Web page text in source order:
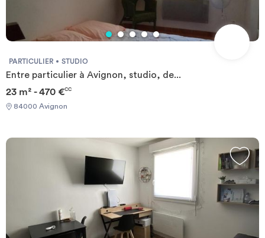
PARTICULIER STUDIO
Entre particulier à Avignon, studio, de...
23 m² - 470 €CC
84000 Avignon